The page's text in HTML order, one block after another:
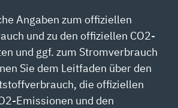
Angaben zum offiziellen
und zu den offiziellen CO2-
und ggf. zum Stromverbrauch
Sie dem Leitfaden über den
die offiziellen
Emissionen und den